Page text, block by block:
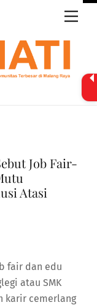
Job Fair-
Atasi
fair dan edu
atau SMK
karir cemerlang